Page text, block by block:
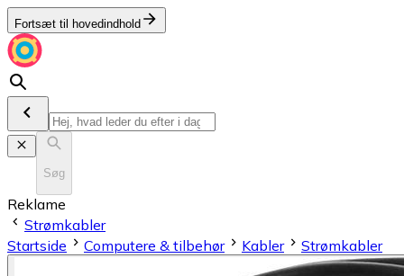
Fortsæt til hovedindhold
Søg
Reklame
Strømkabler
Startside
Computere & tilbehør Kabler Strømkabler